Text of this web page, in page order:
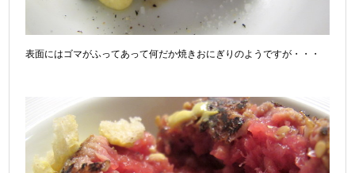
表面にはゴマがふってあって何だか焼きおにぎりのようですが・・・